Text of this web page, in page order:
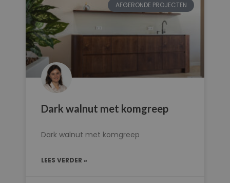
AFGERONDE PROJECTEN
Dark walnut met komgreep
Dark walnut met komgreep
LEES VERDER »